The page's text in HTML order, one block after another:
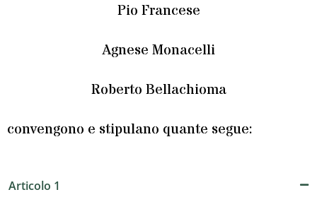
Pio Francese
Agnese Monacelli
Roberto Bellachioma
convengono e stipulano quante segue:
Articolo 1